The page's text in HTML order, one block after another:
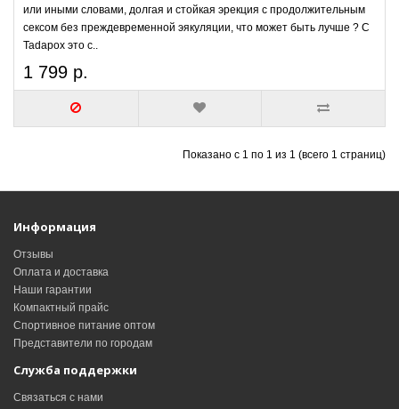
или иными словами, долгая и стойкая эрекция с продолжительным
сексом без преждевременной эякуляции, что может быть лучше ? С
Tadapox это с..
1 799 р.
Показано с 1 по 1 из 1 (всего 1 страниц)
Информация
Отзывы
Оплата и доставка
Наши гарантии
Компактный прайс
Спортивное питание оптом
Представители по городам
Служба поддержки
Связаться с нами